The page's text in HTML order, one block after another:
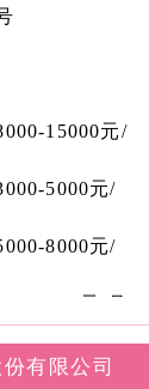
月；
/月；
元/月；
；
。15000元/
5000元/
8000元/
12000元/月；
元/月；
12000元/
有限公司